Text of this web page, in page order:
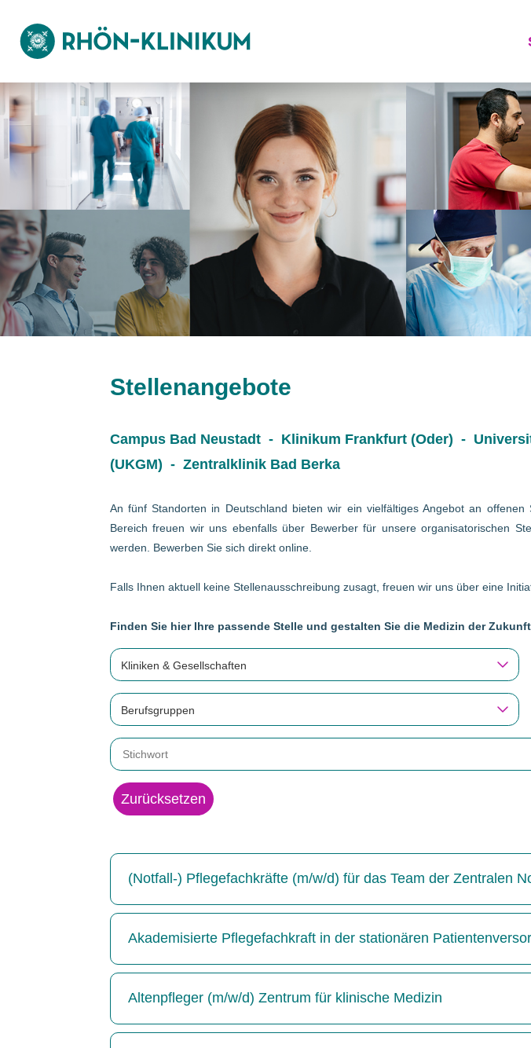
Stellenangebote
Campus Bad Neustadt - Klinikum Frankfurt (Oder) -
(UKGM) - Zentralklinik Bad Berka
An fünf Standorten in Deutschland bieten wir ein vielfältiges Angebot an
Bereich freuen wir uns ebenfalls über Bewerber für unsere organisatorischen
werden. Bewerben Sie sich direkt online.
Falls Ihnen aktuell keine Stellenausschreibung zusagt, freuen wir uns über eine
Finden Sie hier Ihre passende Stelle und gestalten Sie die Medizin der
Kliniken & Gesellschaften
Berufsgruppen
Zurücksetzen
(Notfall-) Pflegefachkräfte (m/w/d) für das Team der Zentralen
Akademisierte Pflegefachkraft in der stationären
Altenpfleger (m/w/d) Zentrum für klinische Medizin